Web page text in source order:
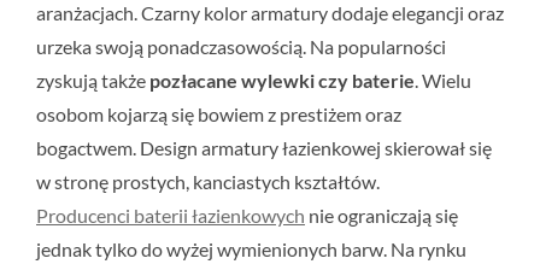
aranżacjach. Czarny kolor armatury dodaje elegancji oraz
urzeka swoją ponadczasowością. Na popularności
zyskują także pozłacane wylewki czy baterie. Wielu
osobom kojarzą się bowiem z prestiżem oraz
bogactwem. Design armatury łazienkowej skierował się
w stronę prostych, kanciastych kształtów.
Producenci baterii łazienkowych nie ograniczają się
jednak tylko do wyżej wymienionych barw. Na rynku